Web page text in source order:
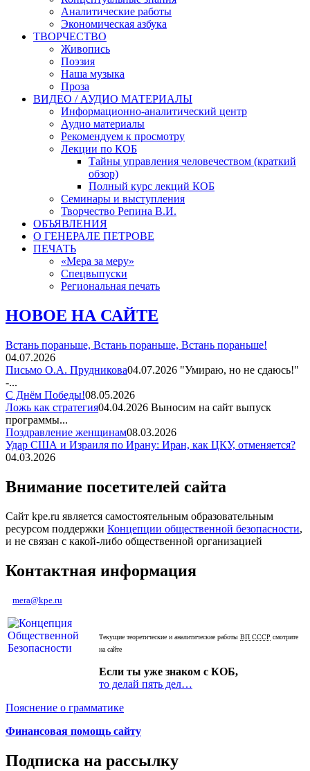
Аналитические работы
Экономическая азбука
ТВОРЧЕСТВО
Живопись
Поэзия
Наша музыка
Проза
ВИДЕО / АУДИО МАТЕРИАЛЫ
Информационно-аналитический центр
Аудио материалы
Рекомендуем к просмотру
Лекции по КОБ
Тайны управления человечеством (краткий
обзор)
Полный курс лекций КОБ
Семинары и выступления
Творчество Репина В.И.
ОБЪЯВЛЕНИЯ
О ГЕНЕРАЛЕ ПЕТРОВЕ
ПЕЧАТЬ
«Мера за меру»
Спецвыпуски
Региональная печать
НОВОЕ НА САЙТЕ
Встань пораньше, Встань пораньше, Встань пораньше!
04.07.2026
Письмо О.А. Прудникова04.07.2026 "Умираю, но не сдаюсь!"
-...
С Днём Победы!08.05.2026
Ложь как стратегия04.04.2026 Выносим на сайт выпуск
программы...
Поздравление женщинам08.03.2026
Удар США и Израиля по Ирану: Иран, как ЦКУ, отменяется?
04.03.2026
Внимание посетителей сайта
Сайт kpe.ru является самостоятельным образовательным
ресурсом поддержки Концепции общественной безопасности,
и не связан с какой-либо общественной организацией
Контактная информация
mera@kpe.ru
Текущие теоретические и аналитические работы ВП СССР смотрите
на сайте
Если ты уже знаком с КОБ,
то делай пять дел…
Пояснение о грамматике
Финансовая помощь сайту
Подписка на рассылку